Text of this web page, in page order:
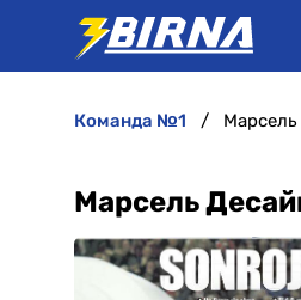
команда №1
Марсель